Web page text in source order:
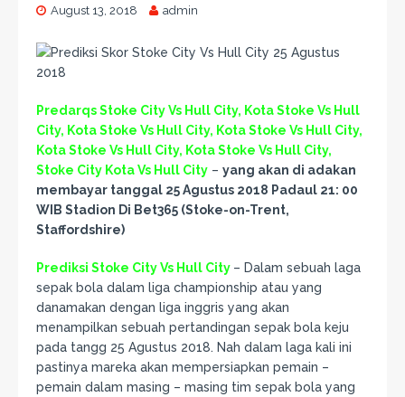
August 13, 2018 admin
Predarqs Stoke City Vs Hull City, Kota Stoke Vs Hull
City, Kota Stoke Vs Hull City, Kota Stoke Vs Hull City,
Kota Stoke Vs Hull City, Kota Stoke Vs Hull City,
Stoke City Kota Vs Hull City – yang akan di adakan
membayar tanggal 25 Agustus 2018 Padaul 21: 00
WIB Stadion Di Bet365 (Stoke-on-Trent,
Staffordshire)
Prediksi Stoke City Vs Hull City – Dalam sebuah laga
sepak bola dalam liga championship atau yang
danamakan dengan liga inggris yang akan
menampilkan sebuah pertandingan sepak bola keju
pada tangg 25 Agustus 2018. Nah dalam laga kali ini
pastinya mareka akan mempersiapkan pemain –
pemain dalam masing – masing tim sepak bola yang